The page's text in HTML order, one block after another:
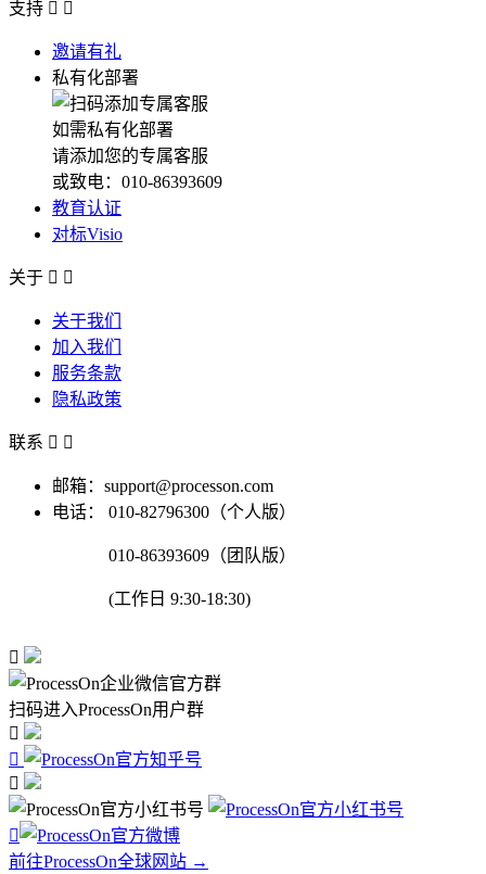
支持  
邀请有礼
私有化部署
如需私有化部署
请添加您的专属客服
或致电：010-86393609
教育认证
对标Visio
关于  
关于我们
加入我们
服务条款
隐私政策
联系  
邮箱：support@processon.com
电话：
010-82796300（个人版）
010-86393609（团队版）
(工作日 9:30-18:30)

扫码进入ProcessOn用户群




前往ProcessOn全球网站 →